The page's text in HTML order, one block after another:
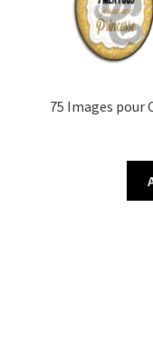
75 Images pour